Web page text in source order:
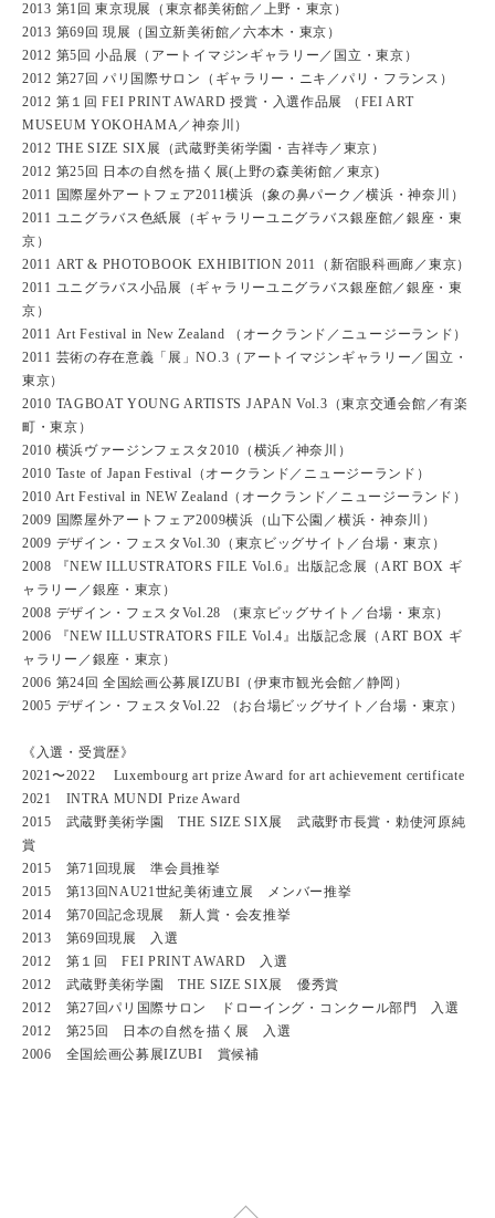
2013 第1回 東京現展（東京都美術館／上野・東京）
2013 第69回 現展（国立新美術館／六本木・東京）
2012 第5回 小品展（アートイマジンギャラリー／国立・東京）
2012 第27回 パリ国際サロン（ギャラリー・ニキ／パリ・フランス）
2012 第１回 FEI PRINT AWARD 授賞・入選作品展 （FEI ART
MUSEUM YOKOHAMA／神奈川）
2012 THE SIZE SIX展（武蔵野美術学園・吉祥寺／東京）
2012 第25回 日本の自然を描く展(上野の森美術館／東京)
2011 国際屋外アートフェア2011横浜（象の鼻パーク／横浜・神奈川）
2011 ユニグラバス色紙展（ギャラリーユニグラバス銀座館／銀座・東
京）
2011 ART & PHOTOBOOK EXHIBITION 2011（新宿眼科画廊／東京）
2011 ユニグラバス小品展（ギャラリーユニグラバス銀座館／銀座・東
京）
2011 Art Festival in New Zealand （オークランド／ニュージーランド）
2011 芸術の存在意義「展」NO.3（アートイマジンギャラリー／国立・
東京）
2010 TAGBOAT YOUNG ARTISTS JAPAN Vol.3（東京交通会館／有楽
町・東京）
2010 横浜ヴァージンフェスタ2010（横浜／神奈川）
2010 Taste of Japan Festival（オークランド／ニュージーランド）
2010 Art Festival in NEW Zealand（オークランド／ニュージーランド）
2009 国際屋外アートフェア2009横浜（山下公園／横浜・神奈川）
2009 デザイン・フェスタVol.30（東京ビッグサイト／台場・東京）
2008 『NEW ILLUSTRATORS FILE Vol.6』出版記念展（ART BOX ギ
ャラリー／銀座・東京）
2008 デザイン・フェスタVol.28 （東京ビッグサイト／台場・東京）
2006 『NEW ILLUSTRATORS FILE Vol.4』出版記念展（ART BOX ギ
ャラリー／銀座・東京）
2006 第24回 全国絵画公募展IZUBI（伊東市観光会館／静岡）
2005 デザイン・フェスタVol.22 （お台場ビッグサイト／台場・東京）
《入選・受賞歴》
2021〜2022 Luxembourg art prize Award for art achievement certificate
2021 INTRA MUNDI Prize Award
2015 武蔵野美術学園 THE SIZE SIX展 武蔵野市長賞・勅使河原純
賞
2015 第71回現展 準会員推挙
2015 第13回NAU21世紀美術連立展 メンバー推挙
2014 第70回記念現展 新人賞・会友推挙
2013 第69回現展 入選
2012 第１回 FEI PRINT AWARD 入選
2012 武蔵野美術学園 THE SIZE SIX展 優秀賞
2012 第27回パリ国際サロン ドローイング・コンクール部門 入選
2012 第25回 日本の自然を描く展 入選
2006 全国絵画公募展IZUBI 賞候補